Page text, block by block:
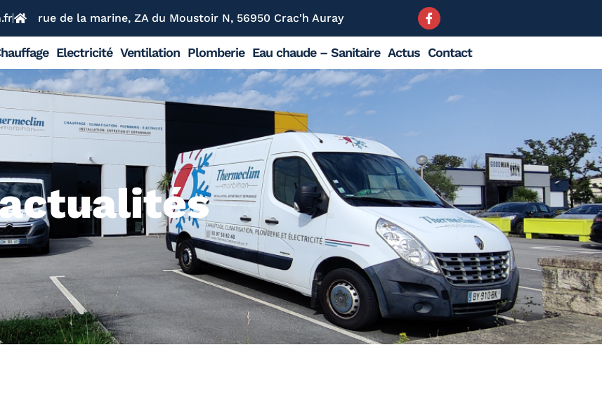
rue de la marine, ZA du Moustoir N, 56950 Crac'h Auray
Electricité Ventilation Plomberie Eau chaude – Sanitaire Actus Contact